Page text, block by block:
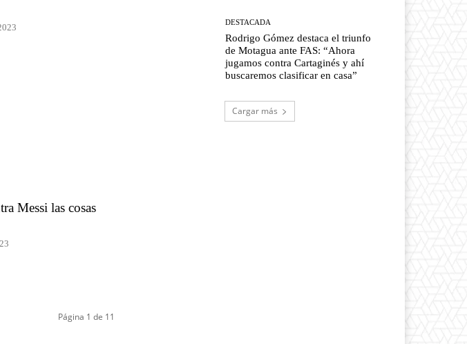
Messi las cosas
Página 1 de 11
DESTACADA
Rodrigo Gómez destaca el triunfo
de Motagua ante FAS: “Ahora
jugamos contra Cartaginés y ahí
buscaremos clasificar en casa”
Cargar más